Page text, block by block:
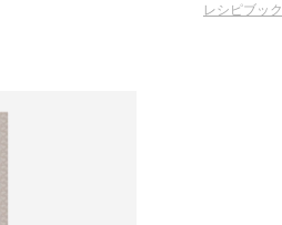
レシピブック